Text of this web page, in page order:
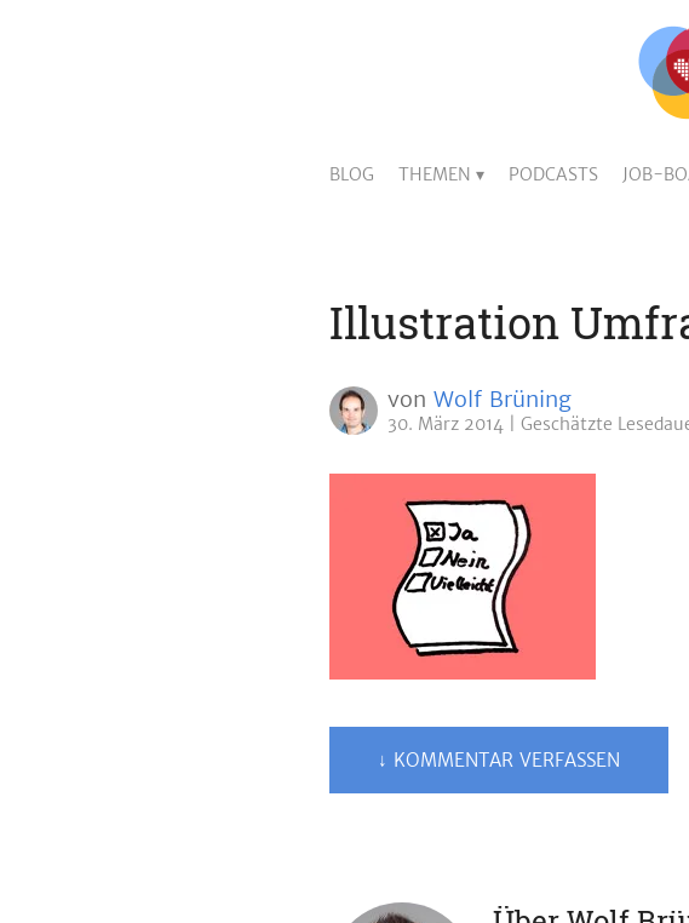
BLOG THEMEN PODCASTS JOB-
Illustration
von Wolf Brüning
30. März 2014 Geschätzte
↓ KOMMENTAR VERFASSEN